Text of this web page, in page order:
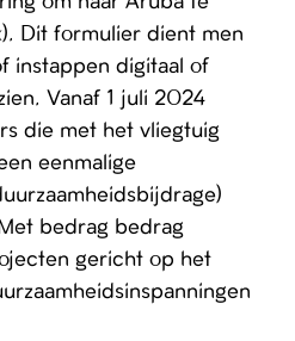
Dit formulier dient men
instappen digitaal of
Vanaf 1 juli 2024
die met het vliegtuig
eenmalige
bedrag bedrag
gericht op het